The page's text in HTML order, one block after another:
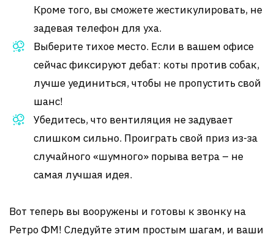
Кроме того, вы сможете жестикулировать, не
задевая телефон для уха.
Выберите тихое место. Если в вашем офисе
сейчас фиксируют дебат: коты против собак,
лучше уединиться, чтобы не пропустить свой
шанс!
Убедитесь, что вентиляция не задувает
слишком сильно. Проиграть свой приз из-за
случайного «шумного» порыва ветра – не
самая лучшая идея.
Вот теперь вы вооружены и готовы к звонку на
Ретро ФМ! Следуйте этим простым шагам, и ваши